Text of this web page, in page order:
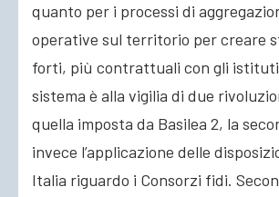
quanto per i processi di
operative sul territorio per creare
forti, più contrattuali con gli
sistema è alla vigilia di due
quella imposta da Basilea 2, la
invece l’applicazione delle
Italia riguardo i Consorzi fidi.